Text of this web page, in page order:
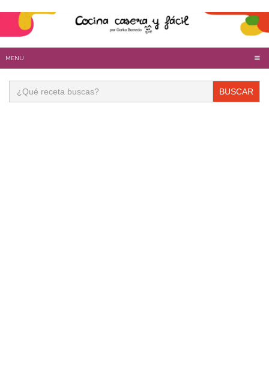
MENU
Buscar: